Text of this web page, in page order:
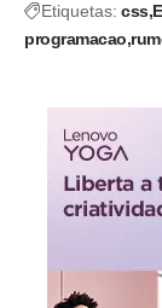
Etiquetas: css
programacao